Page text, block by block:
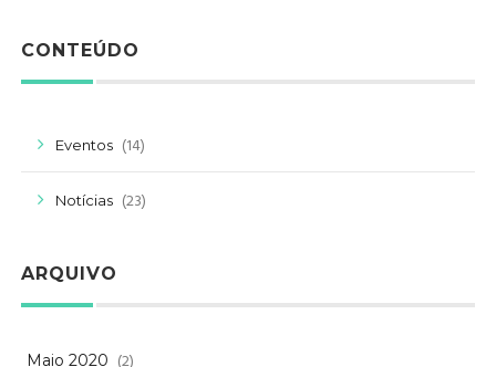
CONTEÚDO
Eventos (14)
Notícias (23)
ARQUIVO
Maio 2020